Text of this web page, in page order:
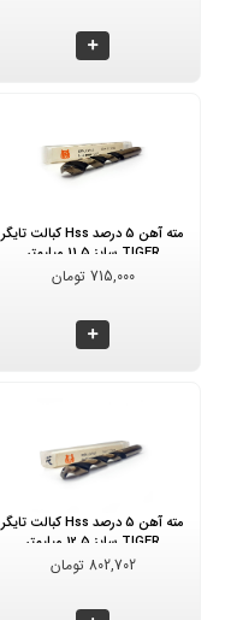
مته آهن 5 درصد Hss کبالت تایگر
TIGER سایز 11.5 میلیمتر
715,000 تومان
مته آهن 5 درصد Hss کبالت تایگر
TIGER سایز 12.5 میلیمتر
802,702 تومان